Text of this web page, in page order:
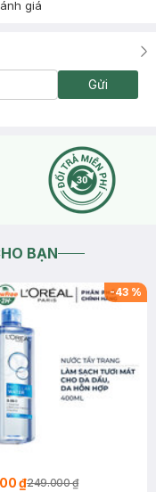
giá
Gửi
BẠN
-43 %
₫249.000 ₫